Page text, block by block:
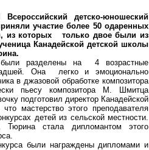
детско-юношеский
участие более 50 одаренных
из которых только двое были из
Канадейской детской школы
разделены на 4 возрастные
Она легко и эмоционально
в джазовой обработке композитора
пьесу композитора М. Шмитца
подготовил директор Канадейской
мастерство этого преподавателя
детей из сельской местности.
Тюрина стала дипломантом этого
были награждены дипломами и